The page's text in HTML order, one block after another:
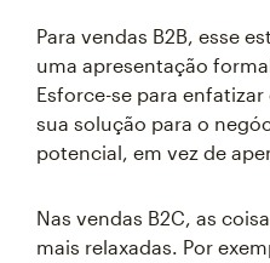
Para vendas B2B, esse
uma apresentação
Esforce-se para
sua solução para o
potencial, em vez de
Nas vendas B2C, as
mais relaxadas. Por